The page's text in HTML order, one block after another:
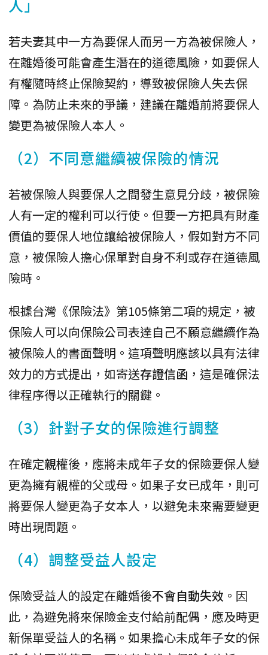
人」
若夫妻其中一方為要保人而另一方為被保險人，
在離婚後可能會產生潛在的道德風險，如要保人
有權隨時終止保險契約，導致被保險人失去保
障。為防止未來的爭議，建議在離婚前將要保人
變更為被保險人本人。
（2）不同意繼續被保險的情況
若被保險人與要保人之間發生意見分歧，被保險
人有一定的權利可以行使。但要一方把具有財產
價值的要保人地位讓給被保險人，假如對方不同
意，被保險人擔心保單對自身不利或存在道德風
險時。
根據台灣《保險法》第105條第二項的規定，被
保險人可以向保險公司表達自己不願意繼續作為
被保險人的書面聲明。這項聲明應該以具有法律
效力的方式提出，如寄送存證信函 ，這是確保法
律程序得以正確執行的關鍵。
（3）針對子女的保險進行調整
在確定親權後，應將未成年子女的保險要保人變
更為擁有親權的父或母。如果子女已成年，則可
將要保人變更為子女本人，以避免未來需要變更
時出現問題。
（4）調整受益人設定
保險受益人的設定在離婚後不會自動失效 。因
此，為避免將來保險金支付給前配偶，應及時更
新保單受益人的名稱。如果擔心未成年子女的保